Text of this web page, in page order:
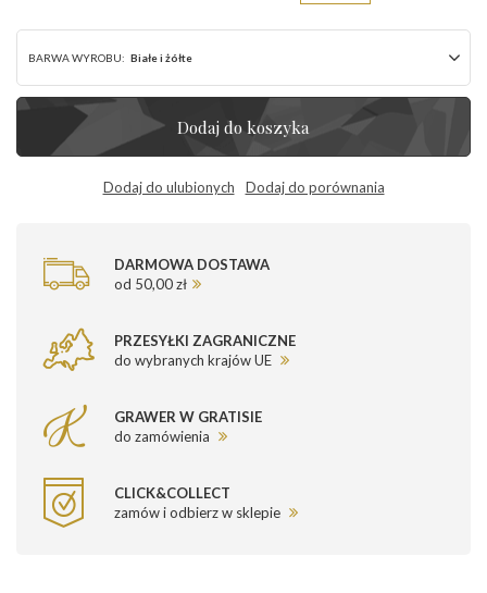
BARWA WYROBU: Białe i żółte
Dodaj do koszyka
Dodaj do ulubionych Dodaj do porównania
DARMOWA DOSTAWA
od 50,00 zł
PRZESYŁKI ZAGRANICZNE
do wybranych krajów UE
GRAWER W GRATISIE
do zamówienia
CLICK&COLLECT
zamów i odbierz w sklepie